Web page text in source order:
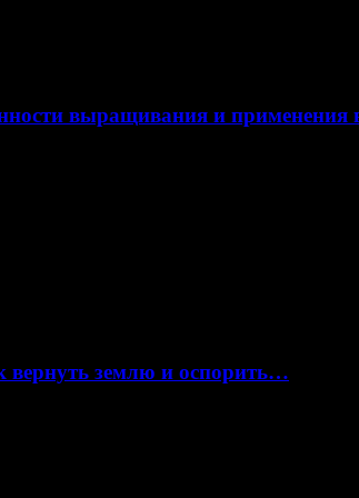
выращивания и
вернуть землю и оспорить…